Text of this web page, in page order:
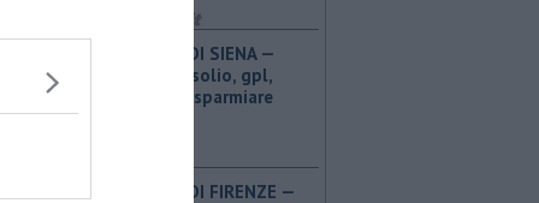
PROVINCIA DI SIENA — ​
Benzina, gasolio, gpl,
ecco dove risparmiare
PROVINCIA DI FIRENZE — ​